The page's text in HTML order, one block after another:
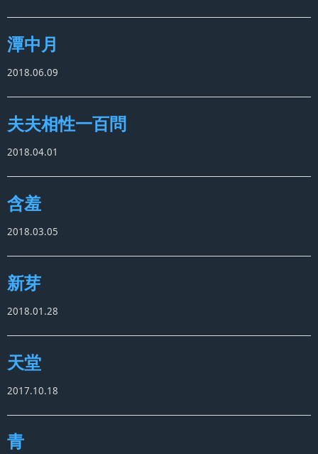
潭中月
2018.06.09
夫夫相性一百問
2018.04.01
含羞
2018.03.05
新芽
2018.01.28
天堂
2017.10.18
青